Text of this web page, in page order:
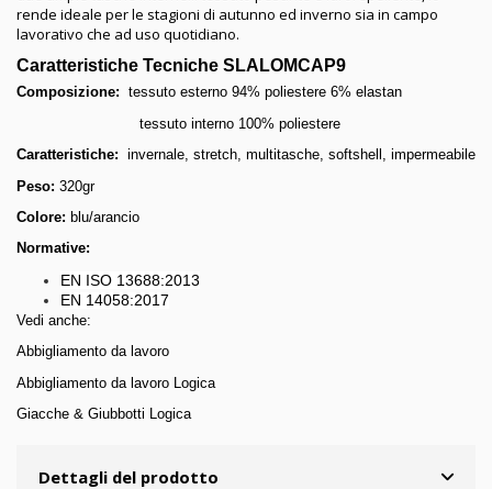
rende ideale per le stagioni di autunno ed inverno sia in campo
lavorativo che ad uso quotidiano.
Caratteristiche Tecniche SLALOMCAP9
Composizione: tessuto esterno 94% poliestere 6% elastan
tessuto interno 100% poliestere
Caratteristiche: invernale, stretch, multitasche, softshell, impermeabile
Peso: 320gr
Colore: blu/arancio
Normative:
EN ISO 13688:2013
EN 14058:2017
Vedi anche:
Abbigliamento da lavoro
Abbigliamento da lavoro Logica
Giacche & Giubbotti Logica
Dettagli del prodotto